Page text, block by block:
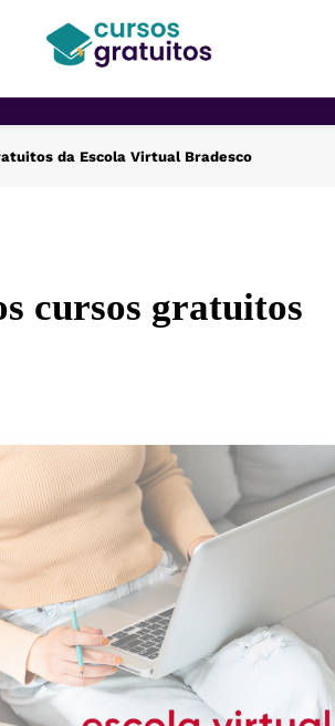
Gratuitos
da Escola Virtual Bradesco
cursos gratuitos